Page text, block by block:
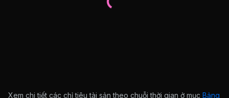
Xem chi tiết các chỉ tiêu tài sản theo chuỗi thời gian ở mục Bảng